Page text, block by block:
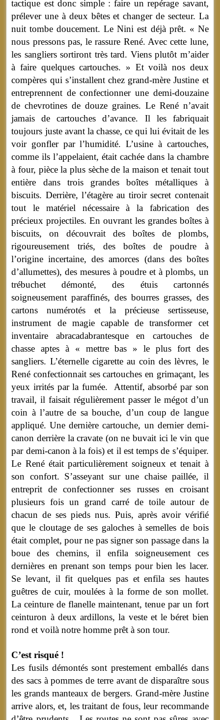
tactique est donc simple : faire un repérage savant,
prélever une à deux bêtes et changer de secteur. La
nuit tombe doucement. Le Nini est déjà prêt. « Ne
nous pressons pas, le rassure René. Avec cette lune,
les sangliers sortiront très tard. Viens plutôt m’aider
à faire quelques cartouches. » Et voilà nos deux
compères qui s’installent chez grand-mère Justine et
entreprennent de confectionner une demi-douzaine
de chevrotines de douze graines. Le René n’avait
jamais de cartouches d’avance. Il les fabriquait
toujours juste avant la chasse, ce qui lui évitait de les
voir gonfler par l’humidité. L’usine à cartouches,
comme ils l’appelaient, était cachée dans la chambre
à four, pièce la plus sèche de la maison et tenait tout
entière dans trois grandes boîtes métalliques à
biscuits. Derrière, l’étagère au tiroir secret contenait
tout le matériel nécessaire à la fabrication des
précieux projectiles. En ouvrant les grandes boîtes à
biscuits, on découvrait des boîtes de plombs,
rigoureusement triés, des boîtes de poudre à
l’origine incertaine, des amorces (dans des boîtes
d’allumettes), des mesures à poudre et à plombs, un
trébuchet démonté, des étuis cartonnés
soigneusement paraffinés, des bourres grasses, des
cartons numérotés et la précieuse sertisseuse,
instrument de magie capable de transformer cet
inventaire abracadabrantesque en cartouches de
chasse aptes à « mettre bas » le plus fort des
sangliers. L’éternelle cigarette au coin des lèvres, le
René confectionnait ses cartouches en grimaçant, les
yeux irrités par la fumée. Attentif, absorbé par son
travail, il faisait régulièrement passer le mégot d’un
coin à l’autre de sa bouche, d’un coup de langue
appliqué. Une dernière cartouche, un dernier demi-
canon derrière la cravate (on ne buvait ici le vin que
par demi-canon à la fois) et il est temps de s’équiper.
Le René était particulièrement soigneux et tenait à
son confort. S’asseyant sur une chaise paillée, il
entreprit de confectionner ses russes en croisant
plusieurs fois un grand carré de toile autour de
chacun de ses pieds nus. Puis, après avoir vérifié
que le cloutage de ses galoches à semelles de bois
était complet, pour ne pas signer son passage dans la
boue des chemins, il enfila soigneusement ces
dernières en prenant son temps pour bien les lacer.
Se levant, il fit quelques pas et enfila ses hautes
guêtres de cuir, moulées à la forme de son mollet.
La ceinture de flanelle maintenant, tenue par un fort
ceinturon à deux ardillons, la veste et le béret bien
rond et voilà notre homme prêt à son tour.
C’est risqué !
Les fusils démontés sont prestement emballés dans
des sacs à pommes de terre avant de disparaître sous
les grands manteaux de bergers. Grand-mère Justine
arrive alors, et, les traitant de fous, leur recommande